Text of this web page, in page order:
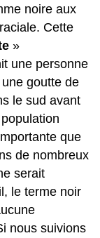
noire aux
Cette
»
une personne
goutte de
le sud avant
que
de nombreux
serait
le terme noir
nous suivions